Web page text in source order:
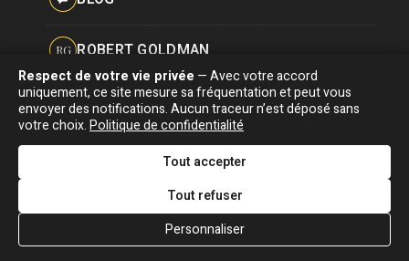
Hommages
RG ROBERT GOLDMAN
PG PIERRE GOLDMAN
J&MJJG & MOI
Association "Parler d'sa vie" © Depuis 1997 - Tous droits réservés |
Signaler une erreur |Confidentialité|Gestion des cookies|Dernière
mise à jour : 05/08/2026
DESIGNED &
DEVELOPED BY
Respect de votre vie privée — Avec votre accord
uniquement, ce site mesure sa fréquentation et peut vous
envoyer des notifications. Aucun traceur n’est déposé sans
votre choix.Politique de confidentialité
Tout accepter
Tout refuser
Personnaliser